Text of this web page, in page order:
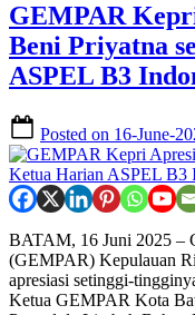
GEMPAR
Beni Priyatna
ASPEL B3
Posted on 16-June-
BATAM, 16 Juni 2025 –
(GEMPAR) Kepulauan
apresiasi setinggi-
Ketua GEMPAR Kota